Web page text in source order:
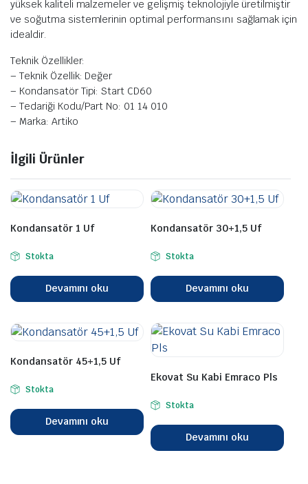
yüksek kaliteli malzemeler ve gelişmiş teknolojiyle üretilmiştir
ve soğutma sistemlerinin optimal performansını sağlamak için
idealdir.
Teknik Özellikler:
– Teknik Özellik: Değer
– Kondansatör Tipi: Start CD60
– Tedariği Kodu/Part No: 01 14 010
– Marka: Artiko
İlgili Ürünler
Kondansatör 1 Uf
Stokta
Devamını oku
Kondansatör 30+1,5 Uf
Stokta
Devamını oku
Kondansatör 45+1,5 Uf
Stokta
Devamını oku
Ekovat Su Kabi Emraco Pls
Stokta
Devamını oku